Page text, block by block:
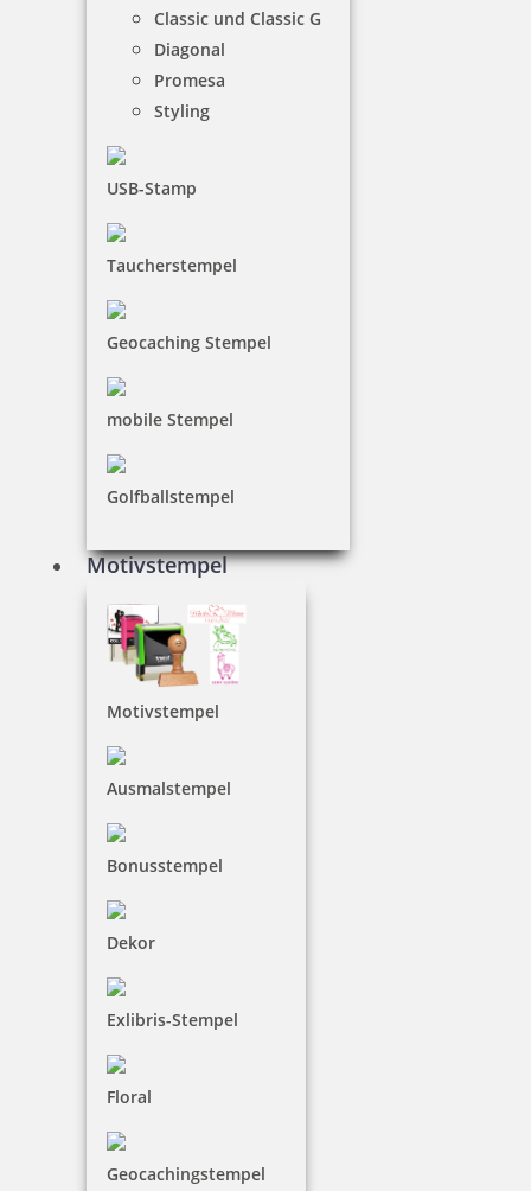
Classic und Classic G
Diagonal
Promesa
Styling
USB-Stamp
Taucherstempel
Geocaching Stempel
mobile Stempel
Golfballstempel
Motivstempel
Motivstempel
Ausmalstempel
Bonusstempel
Dekor
Exlibris-Stempel
Floral
Geocachingstempel